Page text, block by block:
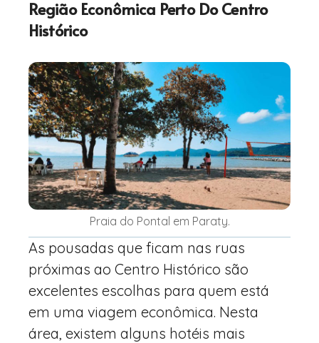
Região Econômica Perto Do Centro
Histórico
Praia do Pontal em Paraty.
As pousadas que ficam nas ruas
próximas ao Centro Histórico são
excelentes escolhas para quem está
em uma viagem econômica. Nesta
área, existem alguns hotéis mais